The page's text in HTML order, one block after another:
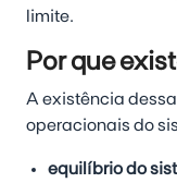
limite.
Por que
A existência
operacionais do
equilíbrio do